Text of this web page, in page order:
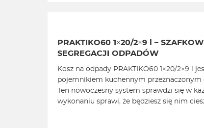
PRAKTIKO60 1×20/2×9 l –
SEGREGACJI ODPADÓW
Kosz na odpady PRAKTIKO60 1×20/2×9 l
pojemnikiem kuchennym
Ten nowoczesny system sprawdzi się w
wykonaniu sprawi, że będziesz się nim